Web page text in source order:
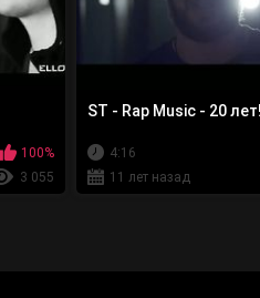
100%
3 055
ST - Rap Music - 20 лет!
4:16
11 лет назад